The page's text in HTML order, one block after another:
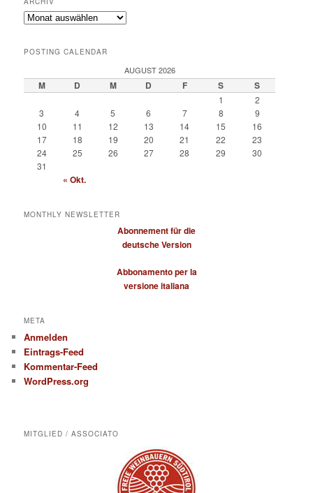
Archiv
POSTING CALENDAR
AUGUST 2026
M D M D F S S
1
2
3
4 5 6 7 8
9
10
11 12 13 14 15
16
17
18 19 20 21 22
23
24
25 26 27 28 29
30
31
« Okt.
MONTHLY NEWSLETTER
Abonnement für die
deutsche Version
Abbonamento per la
versione italiana
META
Anmelden
Eintrags-Feed
Kommentar-Feed
WordPress.org
MITGLIED / ASSOCIATO